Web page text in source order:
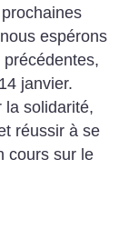
espérons
janvier.
la solidarité,
réussir à se
cours sur le